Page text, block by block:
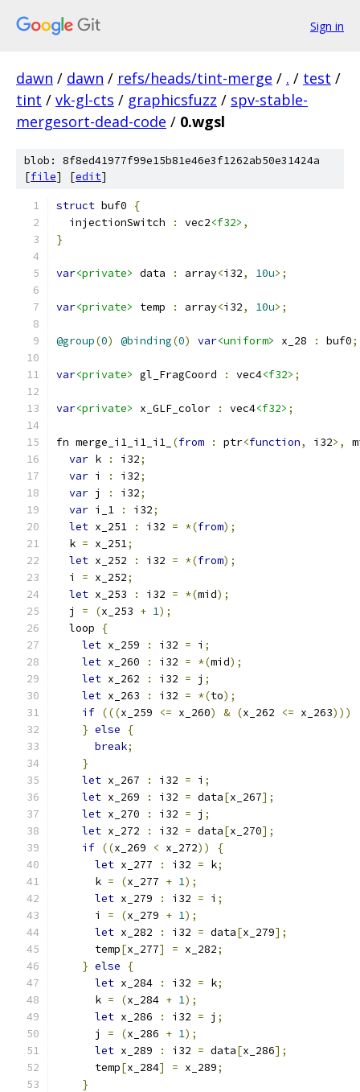
Sign in
dawn / dawn / refs/heads/tint-merge / . / test /
tint / vk-gl-cts / graphicsfuzz / spv-stable-
mergesort-dead-code / 0.wgsl
blob: 8f8ed41977f99e15b81e46e3f1262ab50e31424a
[file] [edit]
struct buf0
{
  injectionSwitch
: vec2<f32> ,
}
var<private> data : array<i32, 10u>;
var<private> temp : array<i32, 10u>;
@group(0) @binding(0) var<uniform> x_28 : buf0;
var<private> gl_FragCoord : vec4<f32> ;
var<private> x_GLF_color : vec4<f32> ;
fn merge_i1_i1_i1_ (from : ptr<function, i32>,
var k : i32;
var i : i32;
var j : i32;
var i_1 : i32;
let x_251 : i32 = *(from);
  k
= x_251;
let x_252 : i32 = *(from);
  i
= x_252;
let x_253 : i32 = *(mid);
  j
= (x_253 + 1);
  loop
{
let x_259 : i32 = i ;
let x_260 : i32 = *(mid);
let x_262 : i32 = j ;
let x_263 : i32 = *(to);
if (((x_259 <= x_260) & (x_262 <= x_263)))
} else
{
break;
}
let x_267 : i32 = i ;
let x_269 : i32 = data[x_267];
let x_270 : i32 = j ;
let x_272 : i32 = data[x_270];
if ((x_269 < x_272))
{
let x_277 : i32 = k;
      k
= (x_277 + 1);
let x_279 : i32 = i ;
      i
= (x_279 + 1);
let x_282 : i32 = data[x_279];
      temp
[x_277] = x_282;
} else
{
let x_284 : i32 = k;
      k
= (x_284 + 1);
let x_286 : i32 = j ;
      j
= (x_286 + 1);
let x_289 : i32 = data[x_286];
      temp
[x_284] = x_289;
}